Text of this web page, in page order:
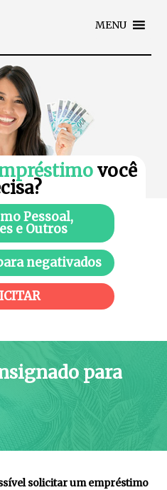
MENU
você
Pessoal,
e Outros
negativados
para
solicitar um empréstimo